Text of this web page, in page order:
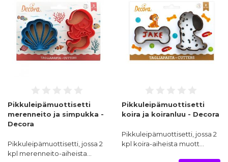
Pikkuleipämuottisetti
merenneito ja simpukka -
Decora
Pikkuleipämuottisetti, jossa 2
kpl merenneito-aiheista…
Pikkuleipämuottisetti
koira ja koiranluu - Decora
Pikkuleipämuottisetti, jossa 2
kpl koira-aiheista muott…